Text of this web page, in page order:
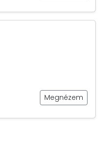
Megnézem